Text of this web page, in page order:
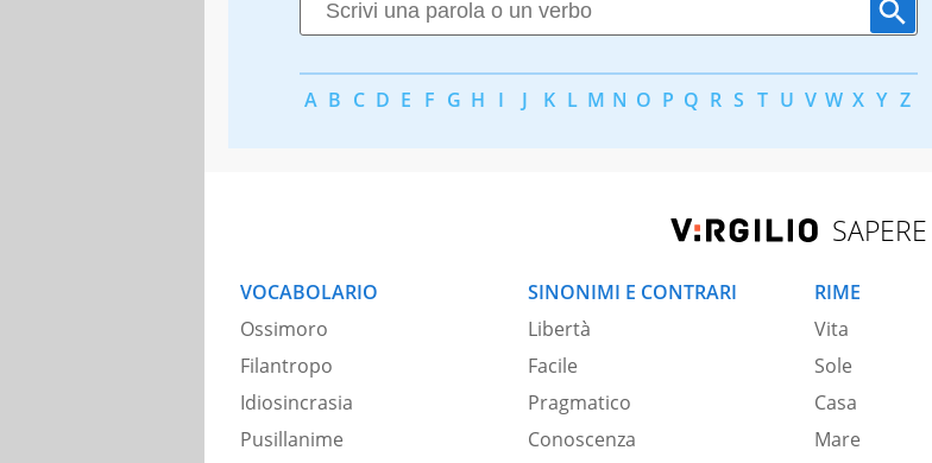
A B C D E F G H I J K L M N O P Q R S T U V W X Y Z
SAPERE
VOCABOLARIO
Ossimoro
Filantropo
Idiosincrasia
Pusillanime
SINONIMI E CONTRARI
Libertà
Facile
Pragmatico
Conoscenza
RIME
Vita
Sole
Casa
Mare